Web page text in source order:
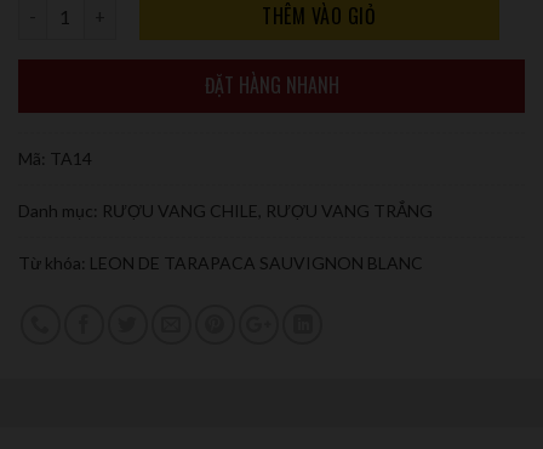
THÊM VÀO GIỎ
ĐẶT HÀNG NHANH
Mã: TA14
Danh mục: RƯỢU VANG CHILE RƯỢU VANG TRẮNG
Từ khóa: LEON DE TARAPACA SAUVIGNON BLANC